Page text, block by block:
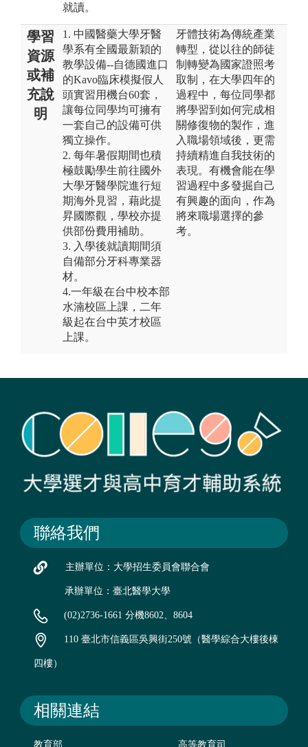
就讀。
學習
資源
或補
充說
明
1. 中國醫藥大學牙醫
學系有全國最新穎的
教學設備--自德國進口
的Kavo臨床模擬假人
頭實習用機台60套，
讓每位同學均可擁有
一套自己的設備可供
獨立操作。
2. 每年暑假期間也積
極鼓勵學生前往國外
大學牙醫學院進行短
期海外見習，藉此提
昇國際觀，學校亦提
供部份費用補助。
3. 入學後就讀期間須
自備部分牙科專業器
材。
4.一年級在台中校本部
水湳校區上課，二年
級起在台中英才校區
上課。
牙體技術為傳統產業
轉型，從以往的師徒
制轉變為國家證照考
取制，在大學四年的
過程中，每位同學都
將學習到如何完成相
關修復物的製作，進
入職場領域後，更需
持續精進自我技術的
表現。有機會能在學
習過程中多發掘自己
有興趣的面向，作為
將來職場選擇的參
考。
聯絡我們
主辦單位：大學招生委員會聯合會
承辦單位：臺北醫學大學
(02)2736-1661 分機8602、8604
110 臺北市信義區吳興街250號（醫學綜合大樓後棟
四樓）
相關連結
教育部 高等教育司